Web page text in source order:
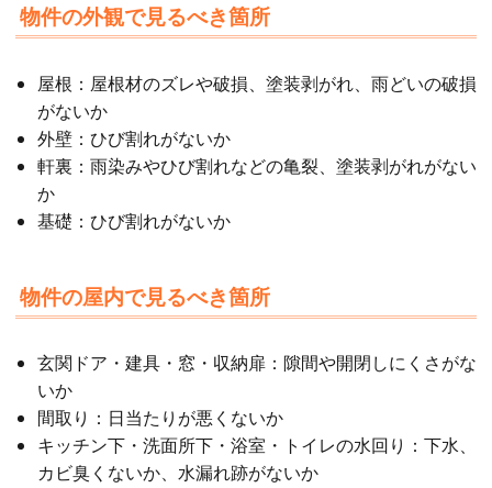
物件の外観で見るべき箇所
屋根：屋根材のズレや破損、塗装剥がれ、雨どいの破損
がないか
外壁：ひび割れがないか
軒裏：雨染みやひび割れなどの亀裂、塗装剥がれがない
か
基礎：ひび割れがないか
物件の屋内で見るべき箇所
玄関ドア・建具・窓・収納扉：隙間や開閉しにくさがな
いか
間取り：日当たりが悪くないか
キッチン下・洗面所下・浴室・トイレの水回り：下水、
カビ臭くないか、水漏れ跡がないか